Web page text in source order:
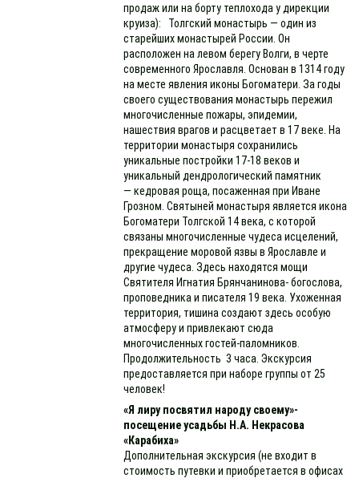
продаж или на борту теплохода у дирекции
круиза): Толгский монастырь — один из
старейших монастырей России. Он
расположен на левом берегу Волги, в черте
современного Ярославля. Основан в 1314 году
на месте явления иконы Богоматери. За годы
своего существования монастырь пережил
многочисленные пожары, эпидемии,
нашествия врагов и расцветает в 17 веке. На
территории монастыря сохранились
уникальные постройки 17-18 веков и
уникальный дендрологический памятник
— кедровая роща, посаженная при Иване
Грозном. Святыней монастыря является икона
Богоматери Толгской 14 века, с которой
связаны многочисленные чудеса исцелений,
прекращение моровой язвы в Ярославле и
другие чудеса. Здесь находятся мощи
Святителя Игнатия Брянчанинова- богослова,
проповедника и писателя 19 века. Ухоженная
территория, тишина создают здесь особую
атмосферу и привлекают сюда
многочисленных гостей-паломников.
Продолжительность 3 часа. Экскурсия
предоставляется при наборе группы от 25
человек!
«Я лиру посвятил народу своему»-
посещение усадьбы Н.А. Некрасова
«Карабиха»
Дополнительная экскурсия (не входит в
стоимость путевки и приобретается в офисах